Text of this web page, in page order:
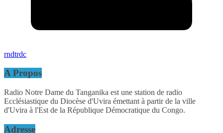
rndtrdc
A Propos
Radio Notre Dame du Tanganika est une station de radio
Ecclésiastique du Diocèse d'Uvira émettant à partir de la ville
d'Uvira à l'Est de la République Démocratique du Congo.
Adresse